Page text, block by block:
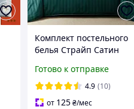
Комплект постельного
белья Страйп Сатин
с простыней на
резинке (темно
зеленый)
Готово к отправке
4.9 (10)
от 125₴/мес